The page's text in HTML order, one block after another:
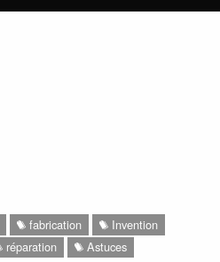
fabrication
Invention
réparation Astuces